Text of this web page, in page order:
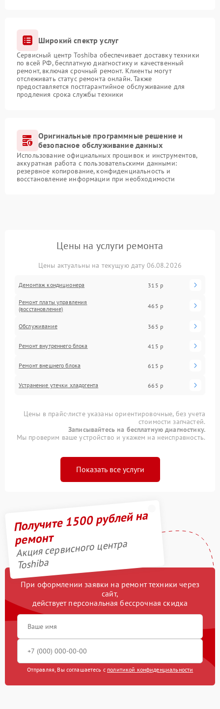
Широкий спектр услуг
Сервисный центр Toshiba обеспечивает доставку техники
по всей РФ, бесплатную диагностику и качественный
ремонт, включая срочный ремонт. Клиенты могут
отслеживать статус ремонта онлайн. Также
предоставляется постгарантийное обслуживание для
продления срока службы техники
Оригинальные программные решение и
безопасное обслуживание данных
Использование официальных прошивок и инструментов,
аккуратная работа с пользовательскими данными:
резервное копирование, конфиденциальность и
восстановление информации при необходимости
Цены на услуги ремонта
Цены актуальны на текущую дату 06.08.2026
Демонтаж кондиционера 315 р
Ремонт платы управления
(восстановление)
465 р
Обслуживание 365 р
Ремонт внутреннего блока 415 р
Ремонт внешнего блока 615 р
Устранение утечки хладогента 665 р
Цены в прайс-листе указаны ориентировочные, без учета
стоимости запчастей.
Записывайтесь на бесплатную диагностику.
Мы проверим ваше устройство и укажем на неисправность.
Показать все услуги
Получите 1500 рублей на
ремонт
Акция сервисного центра
Toshiba
При оформлении заявки на ремонт техники через
сайт,
действует персональная бессрочная скидка
Отправляя, Вы соглашаетесь с политикой конфиденциальности